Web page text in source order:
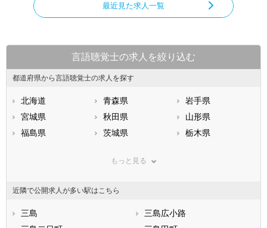
最近見た求人一覧
言語聴覚士の求人を絞り込む
都道府県から言語聴覚士の求人を探す
北海道 青森県
岩手県
宮城県
秋田県
山形県
福島県
茨城県
栃木県
神奈川県
石川県
福井県
静岡県
もっと見る
近隣で公開求人が多い駅はこちら
三島
三島広小路